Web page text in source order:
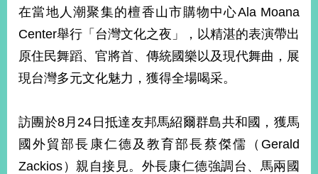
覽
本
部
新
中
外
交
資
在當地人潮聚集的檀香山市購物中心Ala Moana
Center舉行「台灣文化之夜」，以精湛的表演帶出
原住民舞蹈、官將首、傳統國樂以及現代舞曲，展
現台灣多元文化魅力，獲得全場喝采。
訪團於8月24日抵達友邦馬紹爾群島共和國，獲馬
國外貿部長康仁德及教育部長蔡傑儒（Gerald
Zackios）親自接見。外長康仁德強調台、馬兩國